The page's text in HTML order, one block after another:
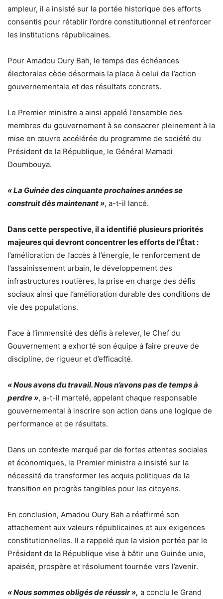
ampleur, il a insisté sur la portée historique des efforts
consentis pour rétablir l’ordre constitutionnel et renforcer
les institutions républicaines.
Pour Amadou Oury Bah, le temps des échéances
électorales cède désormais la place à celui de l’action
gouvernementale et des résultats concrets.
Le Premier ministre a ainsi appelé l’ensemble des
membres du gouvernement à se consacrer pleinement à la
mise en œuvre accélérée du programme de société du
Président de la République, le Général Mamadi
Doumbouya.
« La Guinée des cinquante prochaines années se
construit dès maintenant », a-t-il lancé.
Dans cette perspective, il a identifié plusieurs priorités
majeures qui devront concentrer les efforts de l’État :
l’amélioration de l’accès à l’énergie, le renforcement de
l’assainissement urbain, le développement des
infrastructures routières, la prise en charge des défis
sociaux ainsi que l’amélioration durable des conditions de
vie des populations.
Face à l’immensité des défis à relever, le Chef du
Gouvernement a exhorté son équipe à faire preuve de
discipline, de rigueur et d’efficacité.
« Nous avons du travail. Nous n’avons pas de temps à
perdre », a-t-il martelé, appelant chaque responsable
gouvernemental à inscrire son action dans une logique de
performance et de résultats.
Dans un contexte marqué par de fortes attentes sociales
et économiques, le Premier ministre a insisté sur la
nécessité de transformer les acquis politiques de la
transition en progrès tangibles pour les citoyens.
En conclusion, Amadou Oury Bah a réaffirmé son
attachement aux valeurs républicaines et aux exigences
constitutionnelles. Il a rappelé que la vision portée par le
Président de la République vise à bâtir une Guinée unie,
apaisée, prospère et résolument tournée vers l’avenir.
« Nous sommes obligés de réussir », a conclu le Grand